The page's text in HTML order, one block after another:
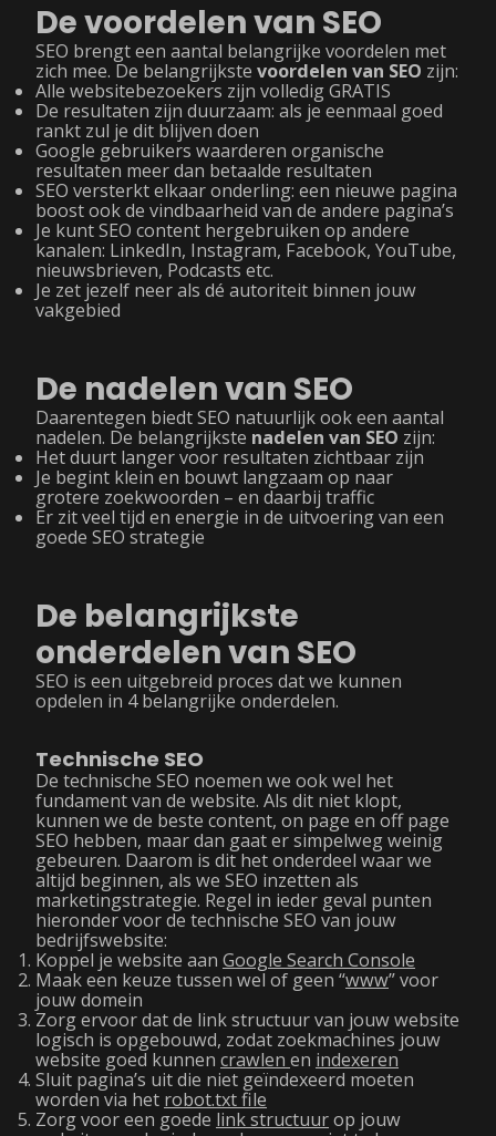
De voordelen van SEO
SEO brengt een aantal belangrijke voordelen met
zich mee. De belangrijkste voordelen van SEO zijn:
Alle websitebezoekers zijn volledig GRATIS
De resultaten zijn duurzaam: als je eenmaal goed
rankt zul je dit blijven doen
Google gebruikers waarderen organische
resultaten meer dan betaalde resultaten
SEO versterkt elkaar onderling: een nieuwe pagina
boost ook de vindbaarheid van de andere pagina’s
Je kunt SEO content hergebruiken op andere
kanalen: LinkedIn, Instagram, Facebook, YouTube,
nieuwsbrieven, Podcasts etc.
Je zet jezelf neer als dé autoriteit binnen jouw
vakgebied
De nadelen van SEO
Daarentegen biedt SEO natuurlijk ook een aantal
nadelen. De belangrijkste nadelen van SEO zijn:
Het duurt langer voor resultaten zichtbaar zijn
Je begint klein en bouwt langzaam op naar
grotere zoekwoorden – en daarbij traffic
Er zit veel tijd en energie in de uitvoering van een
goede SEO strategie
De belangrijkste
onderdelen van SEO
SEO is een uitgebreid proces dat we kunnen
opdelen in 4 belangrijke onderdelen.
Technische SEO
De technische SEO noemen we ook wel het
fundament van de website. Als dit niet klopt,
kunnen we de beste content, on page en off page
SEO hebben, maar dan gaat er simpelweg weinig
gebeuren. Daarom is dit het onderdeel waar we
altijd beginnen, als we SEO inzetten als
marketingstrategie. Regel in ieder geval punten
hieronder voor de technische SEO van jouw
bedrijfswebsite:
Koppel je website aan Google Search Console
Maak een keuze tussen wel of geen “www” voor
jouw domein
Zorg ervoor dat de link structuur van jouw website
logisch is opgebouwd, zodat zoekmachines jouw
website goed kunnen crawlen en indexeren
Sluit pagina’s uit die niet geïndexeerd moeten
worden via het robot.txt file
Zorg voor een goede link structuurop jouw